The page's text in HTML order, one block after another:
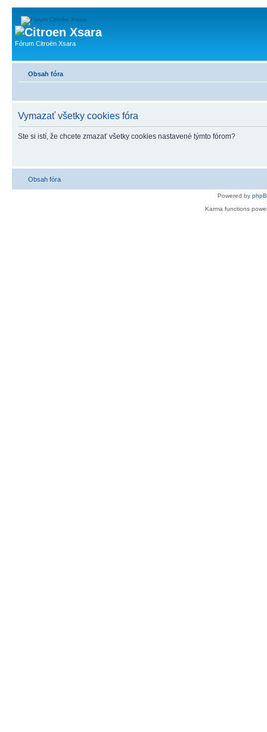
Fórum Citroën Xsara
Obsah fóra
Vymazať všetky cookies fóra
Ste si istí, že chcete zmazať všetky cookies nastavené týmto fórom?
Obsah fóra
Powered by
Karma functions